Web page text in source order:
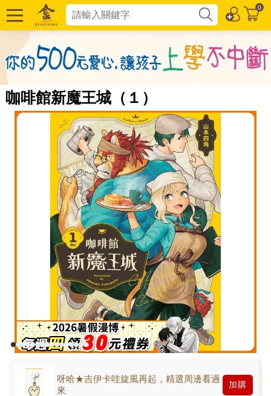
0
咖啡館新魔王城（１）
呀哈★吉伊卡哇旋風再起，精選周邊看過
來
加購